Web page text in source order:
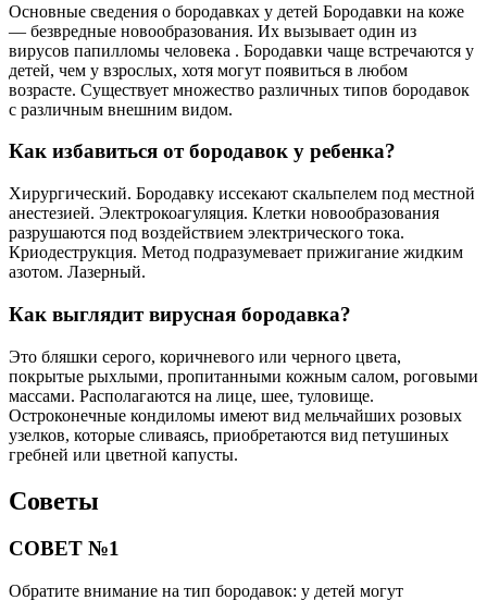
Основные сведения о бородавках у детей Бородавки на коже
— безвредные новообразования. Их вызывает один из
вирусов папилломы человека . Бородавки чаще встречаются у
детей, чем у взрослых, хотя могут появиться в любом
возрасте. Существует множество различных типов бородавок
с различным внешним видом.
Как избавиться от бородавок у ребенка?
Хирургический. Бородавку иссекают скальпелем под местной
анестезией. Электрокоагуляция. Клетки новообразования
разрушаются под воздействием электрического тока.
Криодеструкция. Метод подразумевает прижигание жидким
азотом. Лазерный.
Как выглядит вирусная бородавка?
Это бляшки серого, коричневого или черного цвета,
покрытые рыхлыми, пропитанными кожным салом, роговыми
массами. Располагаются на лице, шее, туловище.
Остроконечные кондиломы имеют вид мельчайших розовых
узелков, которые сливаясь, приобретаются вид петушиных
гребней или цветной капусты.
Советы
СОВЕТ №1
Обратите внимание на тип бородавок: у детей могут